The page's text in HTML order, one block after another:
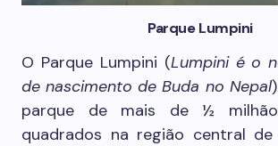
Parque Lumpini
O Parque Lumpini (Lumpini é o
de nascimento de Buda no Nepal
parque de mais de ½
quadrados na região central de